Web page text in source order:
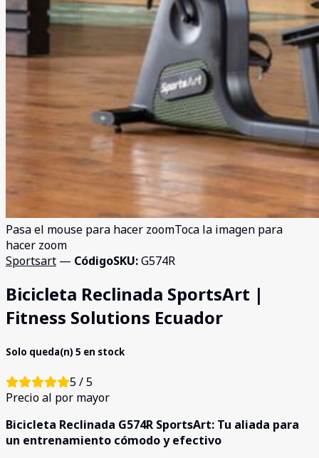
Pasa el mouse para hacer zoomToca la imagen para
hacer zoom
Sportsart — CódigoSKU:G574R
Bicicleta Reclinada SportsArt |
Fitness Solutions Ecuador
Solo queda(n) 5 en stock
5 / 5
Precio al por mayor
Bicicleta Reclinada G574R SportsArt: Tu aliada para
un entrenamiento cómodo y efectivo